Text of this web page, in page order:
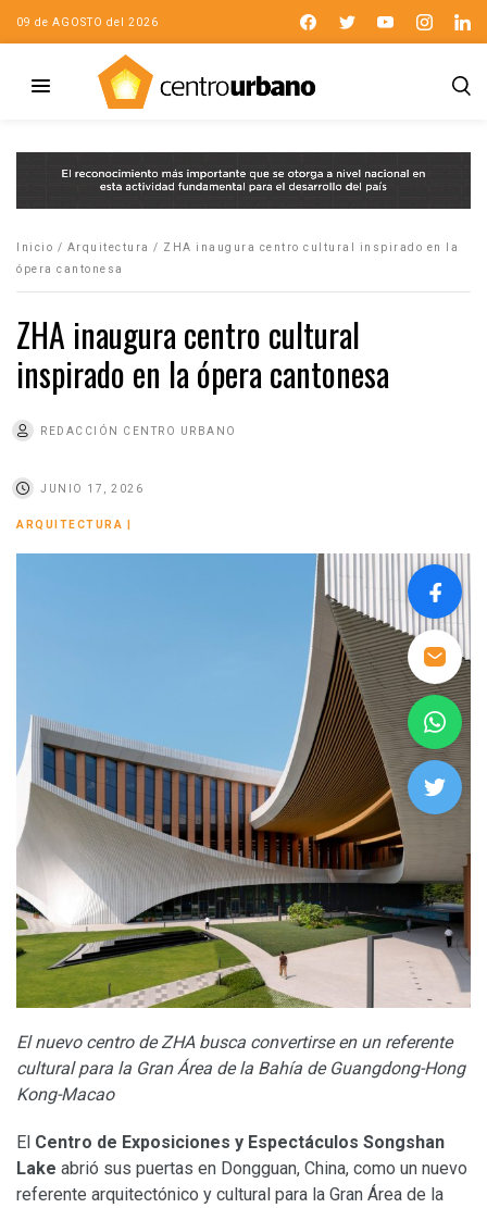
09 de AGOSTO del 2026
Inicio / Arquitectura / ZHA inaugura centro cultural inspirado en la
ópera cantonesa
ZHA inaugura centro cultural
inspirado en la ópera cantonesa
REDACCIÓN CENTRO URBANO
JUNIO 17, 2026
ARQUITECTURA
El nuevo centro de ZHA busca convertirse en un referente
cultural para la Gran Área de la Bahía de Guangdong-Hong
Kong-Macao
El Centro de Exposiciones y Espectáculos Songshan
Lake abrió sus puertas en Dongguan, China, como un nuevo
referente arquitectónico y cultural para la Gran Área de la